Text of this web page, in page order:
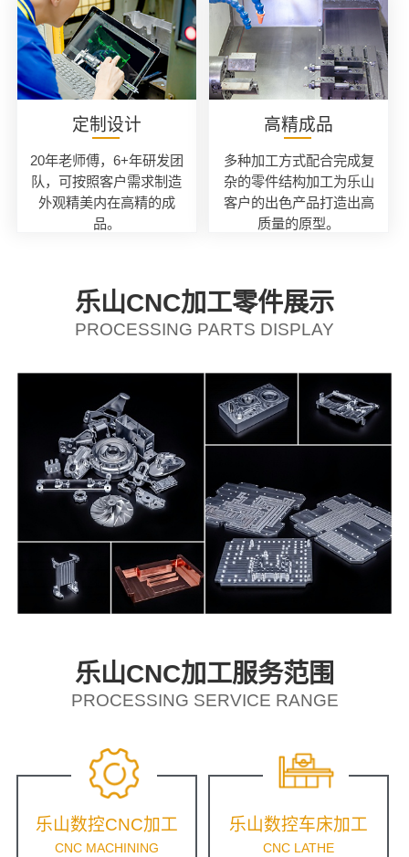
定制设计
20年老师傅，6+年研发团
队，可按照客户需求制造
外观精美内在高精的成
品。
高精成品
多种加工方式配合完成复
杂的零件结构加工为乐山
客户的出色产品打造出高
质量的原型。
乐山CNC加工零件展示
PROCESSING PARTS DISPLAY
乐山CNC加工服务范围
PROCESSING SERVICE RANGE
乐山数控CNC加工
CNC MACHINING
乐山数控车床加工
CNC LATHE